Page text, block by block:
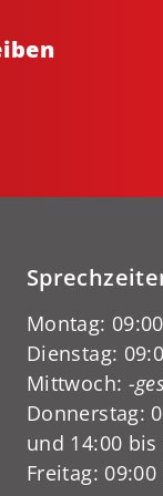
Montag:
Dienstag:
Mittwoch: -
Donnerstag:
und 14:00 bis
Freitag: